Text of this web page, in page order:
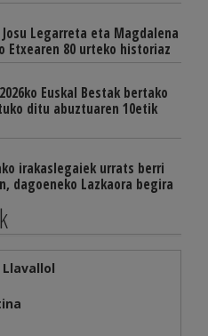
Legarreta eta Magdalena
Etxearen 80 urteko historiaz
Euskal Bestak bertako
ditu abuztuaren 10etik
irakaslegaiek urrats berri
dagoeneko Lazkaora begira
Llavallol